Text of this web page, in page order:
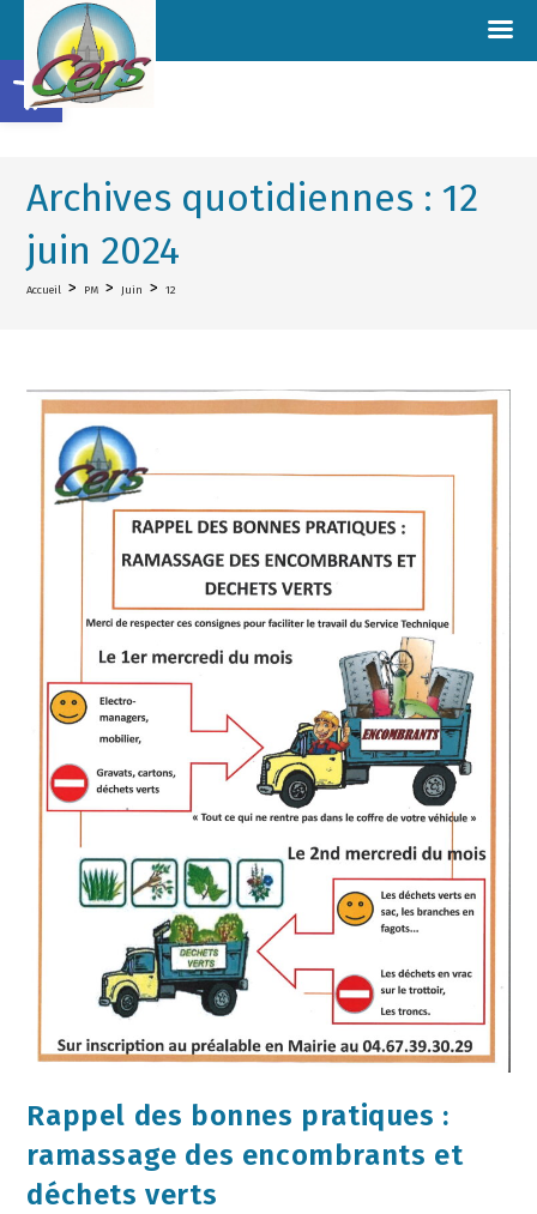
Archives quotidiennes : 12
juin 2024
Accueil > PM > Juin > 12
Rappel des bonnes pratiques :
ramassage des encombrants et
déchets verts
Ouvrir la barre d’outils